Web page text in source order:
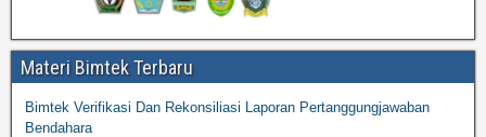
Materi Bimtek Terbaru
Bimtek Verifikasi Dan Rekonsiliasi Laporan Pertanggungjawaban
Bendahara